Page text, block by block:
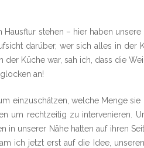
stehen – hier haben
darüber, wer sich alles in der
Küche war, sah ich, dass die
an!
einzuschätzen, welche Menge
um rechtzeitig zu intervenieren.
unserer Nähe hatten auf ihren
ich jetzt erst auf die Idee,